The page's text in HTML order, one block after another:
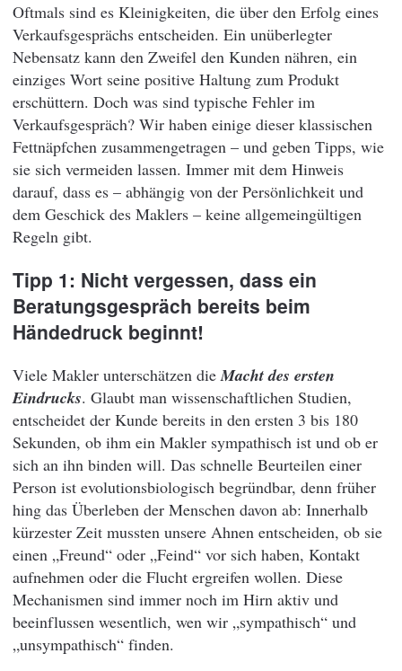
Oftmals sind es Kleinigkeiten, die über den Erfolg eines
Verkaufsgesprächs entscheiden. Ein unüberlegter
Nebensatz kann den Zweifel den Kunden nähren, ein
einziges Wort seine positive Haltung zum Produkt
erschüttern. Doch was sind typische Fehler im
Verkaufsgespräch? Wir haben einige dieser klassischen
Fettnäpfchen zusammengetragen – und geben Tipps, wie
sie sich vermeiden lassen. Immer mit dem Hinweis
darauf, dass es – abhängig von der Persönlichkeit und
dem Geschick des Maklers – keine allgemeingültigen
Regeln gibt.
Tipp 1: Nicht vergessen, dass ein
Beratungsgespräch bereits beim
Händedruck beginnt!
Viele Makler unterschätzen dieMacht des ersten
Eindrucks. Glaubt man wissenschaftlichen Studien,
entscheidet der Kunde bereits in den ersten 3 bis 180
Sekunden, ob ihm ein Makler sympathisch ist und ob er
sich an ihn binden will. Das schnelle Beurteilen einer
Person ist evolutionsbiologisch begründbar, denn früher
hing das Überleben der Menschen davon ab: Innerhalb
kürzester Zeit mussten unsere Ahnen entscheiden, ob sie
einen „Freund“ oder „Feind“ vor sich haben, Kontakt
aufnehmen oder die Flucht ergreifen wollen. Diese
Mechanismen sind immer noch im Hirn aktiv und
beeinflussen wesentlich, wen wir „sympathisch“ und
„unsympathisch“ finden.